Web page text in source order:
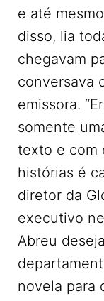
e até
disso, lia
chegavam
conversava
emissora.
somente
texto e com
histórias é
diretor da
executivo
Abreu
novela para